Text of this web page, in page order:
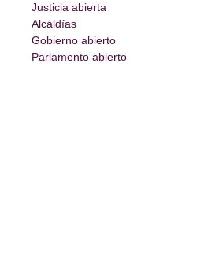
Justicia abierta
Alcaldías
Gobierno abierto
Parlamento abierto